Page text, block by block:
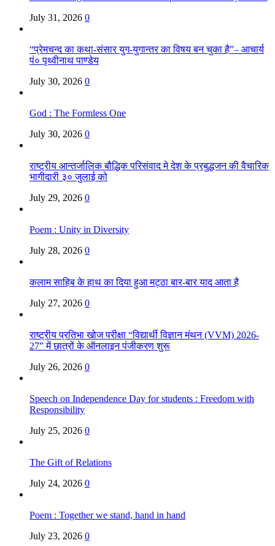
July 31, 2026 0
“प्रेमचन्द का कथा-संसार युग-युगान्तर का विषय बन चुका है”– आचार्य
पं० पृथ्वीनाथ पाण्डेय
July 30, 2026 0
God : The Formless One
July 30, 2026 0
राष्ट्रीय आन्तर्जालिक बौद्धिक परिसंवाद मे देश के प्रबुद्धजन की वैचारिक
भागीदारी ३० जुलाई को
July 29, 2026 0
Poem : Unity in Diversity
July 28, 2026 0
कलाम साहिब के हाथ का दिया हुआ मट्ठा बार-बार याद आता है
July 27, 2026 0
राष्ट्रीय प्रतिभा खोज परीक्षा “विद्यार्थी विज्ञान मंथन (VVM) 2026-
27” में छात्रों के ऑनलाइन पंजीकरण शुरू
July 26, 2026 0
Speech on Independence Day for students : Freedom with
Responsibility
July 25, 2026 0
The Gift of Relations
July 24, 2026 0
Poem : Together we stand, hand in hand
July 23, 2026 0